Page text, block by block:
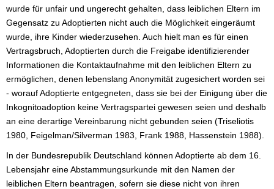
wurde für unfair und ungerecht gehalten, dass leiblichen Eltern im
Gegensatz zu Adoptierten nicht auch die Möglichkeit eingeräumt
wurde, ihre Kinder wiederzusehen. Auch hielt man es für einen
Vertragsbruch, Adoptierten durch die Freigabe identifizierender
Informationen die Kontaktaufnahme mit den leiblichen Eltern zu
ermöglichen, denen lebenslang Anonymität zugesichert worden sei
- worauf Adoptierte entgegneten, dass sie bei der Einigung über die
Inkognitoadoption keine Vertragspartei gewesen seien und deshalb
an eine derartige Vereinbarung nicht gebunden seien (Triseliotis
1980, Feigelman/Silverman 1983, Frank 1988, Hassenstein 1988).
In der Bundesrepublik Deutschland können Adoptierte ab dem 16.
Lebensjahr eine Abstammungsurkunde mit den Namen der
leiblichen Eltern beantragen, sofern sie diese nicht von ihren